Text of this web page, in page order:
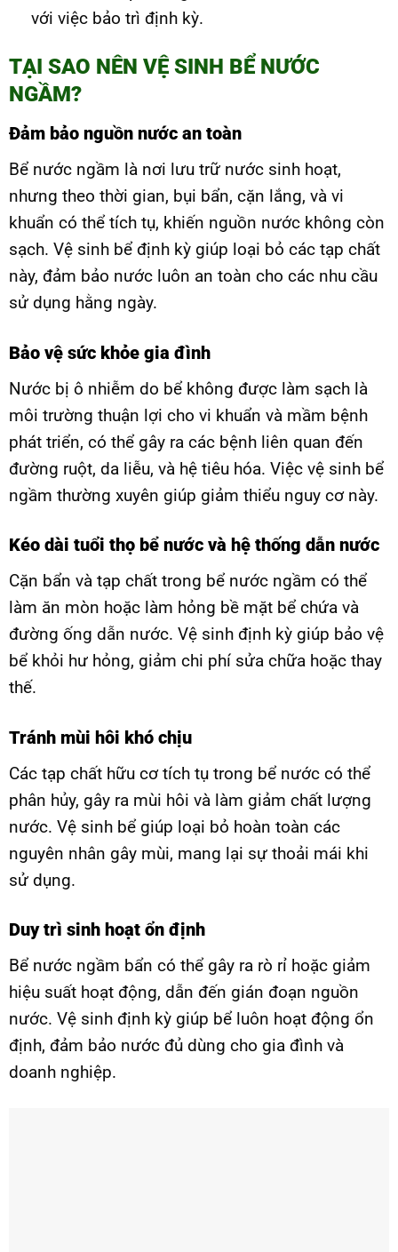
với việc bảo trì định kỳ.
TẠI SAO NÊN VỆ SINH BỂ NƯỚC
NGẦM?
Đảm bảo nguồn nước an toàn
Bể nước ngầm là nơi lưu trữ nước sinh hoạt,
nhưng theo thời gian, bụi bẩn, cặn lắng, và vi
khuẩn có thể tích tụ, khiến nguồn nước không còn
sạch. Vệ sinh bể định kỳ giúp loại bỏ các tạp chất
này, đảm bảo nước luôn an toàn cho các nhu cầu
sử dụng hằng ngày.
Bảo vệ sức khỏe gia đình
Nước bị ô nhiễm do bể không được làm sạch là
môi trường thuận lợi cho vi khuẩn và mầm bệnh
phát triển, có thể gây ra các bệnh liên quan đến
đường ruột, da liễu, và hệ tiêu hóa. Việc vệ sinh bể
ngầm thường xuyên giúp giảm thiểu nguy cơ này.
Kéo dài tuổi thọ bể nước và hệ thống dẫn nước
Cặn bẩn và tạp chất trong bể nước ngầm có thể
làm ăn mòn hoặc làm hỏng bề mặt bể chứa và
đường ống dẫn nước. Vệ sinh định kỳ giúp bảo vệ
bể khỏi hư hỏng, giảm chi phí sửa chữa hoặc thay
thế.
Tránh mùi hôi khó chịu
Các tạp chất hữu cơ tích tụ trong bể nước có thể
phân hủy, gây ra mùi hôi và làm giảm chất lượng
nước. Vệ sinh bể giúp loại bỏ hoàn toàn các
nguyên nhân gây mùi, mang lại sự thoải mái khi
sử dụng.
Duy trì sinh hoạt ổn định
Bể nước ngầm bẩn có thể gây ra rò rỉ hoặc giảm
hiệu suất hoạt động, dẫn đến gián đoạn nguồn
nước. Vệ sinh định kỳ giúp bể luôn hoạt động ổn
định, đảm bảo nước đủ dùng cho gia đình và
doanh nghiệp.